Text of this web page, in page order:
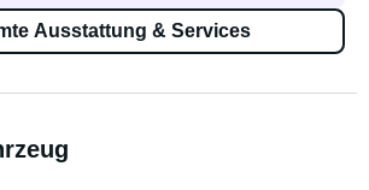
Ausstattung & Services